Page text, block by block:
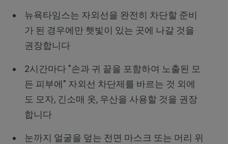
뉴욕타임스는 자외선을 완전히 차단할 준비
가 된 경우에만 햇빛이 있는 곳에 나갈 것을
권장합니다
2시간마다 "손과 귀 끝을 포함하여 노출된 모
든 피부에" 자외선 차단제를 바르는 것 외에
도 모자, 긴소매 옷, 우산을 사용할 것을 권장
합니다
눈까지 얼굴을 덮는 전면 마스크 또는 머리 위